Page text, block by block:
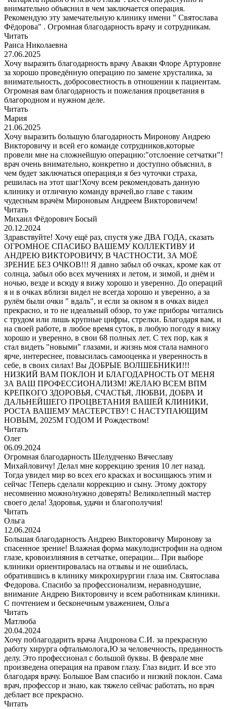
внимательно объяснил в чем заключается операция.
Рекомендую эту замечательную клинику имени " Святослава
Фёдорова" . Огромная благодарность врачу и сотрудникам.
Читать
Раиса Николаевна
27.06.2025
Хочу выразить благодарность врачу Авакян Флоре Артуровне
за хорошо проведённую операцию по замене хрусталика, за
внимательность, добросовестность в отношении к пациентам.
Огромная вам благодарность и пожелания процветания в
благородном и нужном деле.
Читать
Мария
21.06.2025
Хочу выразить большую благодарность Миронову Андрею
Викторовичу и всей его команде сотрудников,которые
провели мне на сложнейшую операцию:"отслоение сетчатки"!
врач очень внимательно, конкретно и доступно объяснил, в
чем будет заключаться операция,и я без чуточки страха,
решилась на этот шаг!Хочу всем рекомендовать данную
клинику и отличную команду врачей,во главе с таким
чудесным врачём Мироновым Андреем Викторовичем!
Читать
Михаил Фёдорович Босый
20.12.2024
Здравствуйте! Хочу ещё раз, спустя уже ДВА ГОДА, сказать
ОГРОМНОЕ СПАСИБО ВАШЕМУ КОЛЛЕКТИВУ И
АНДРЕЮ ВИКТОРОВИЧУ, В ЧАСТНОСТИ, ЗА МОЁ
ЗРЕНИЕ БЕЗ ОЧКОВ!!! Я давно забыл об очках, кроме как от
солнца, забыл обо всех мучениях и летом, и зимой, и днём и
ночью, везде и всюду я вижу хорошо и уверенно. До операций
я и в очках вблизи видел не всегда хорошо и уверенно, а за
рулём были очки " вдаль", и если за окном я в очках видел
прекрасно, и то не идеальный обзор, то уже приборы читались
с трудом или лишь крупные цифры, стрелки. Благодаря вам, и
на своей работе, в любое время суток, в любую погоду я вижу
хорошо и уверенно, в свои 68 полных лет. С тех пор, как я
стал видеть "новыми" глазами, и жизнь моя стала намного
ярче, интереснее, повысилась самооценка и уверенность в
себе, в своих силах! Вы ДОБРЫЕ ВОЛШЕБНИКИ!!!
НИЗКИЙ ВАМ ПОКЛОН И БЛАГОДАРНОСТЬ ОТ МЕНЯ
ЗА ВАШ ПРОФЕССИОНАЛИЗМ! ЖЕЛАЮ ВСЕМ ВПМ
КРЕПКОГО ЗДОРОВЬЯ, СЧАСТЬЯ, ЛЮБВИ, ДОБРА И
ДАЛЬНЕЙШЕГО ПРОЦВЕТАНИЯ ВАШЕЙ КЛИНИКИ,
РОСТА ВАШЕМУ МАСТЕРСТВУ! С НАСТУПАЮЩИМ
НОВЫМ, 2025М ГОДОМ И Рождеством!
Читать
Олег
06.09.2024
Огромная благодарность Шелудченко Вячеславу
Михайловичу! Делал мне коррекцию зрения 10 лет назад.
Тогда увидел мир во всех его красках и восхищаюсь этим и
сейчас !Теперь сделали коррекцию и сыну. Этому доктору
несомненно можно/нужно доверять! Великолепный мастер
своего дела! Здоровья, удачи и благополучия!
Читать
Ольга
12.06.2024
Большая благодарность Андрею Викторовичу Миронову за
спасенное зрение! Влажная форма макулодистрофии на одном
глазе, кровоизлияния в сетчатке, операции... При выборе
клиники ориентировалась на отзывы и не ошиблась,
обратившись в клинику микрохирургии глаза им. Святослава
Федорова. Спасибо за профессионализм, неравнодушие,
внимание Андрею Викторовичу и всем работникам клиники.
С почтением и бесконечным уважением, Ольга
Читать
Матлюба
20.04.2024
Хочу поблагодарить врача Андронова С.И. за прекрасную
работу хирурга офтальмолога,Ю за человечность, преданность
делу. Это профессионал с большой буквы. В феврале мне
произведена операция на правом глазу. Глаз видит. И все это
благодаря врачу. Большое Вам спасибо и низкий поклон. Сама
врач, профессор и знаю, как тяжело сейчас работать, но врач
де6лает все прекрасно.
Читать